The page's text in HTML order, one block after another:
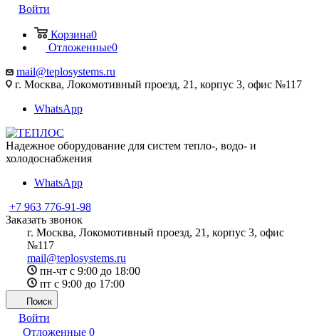
Войти
Корзина0
Отложенные0
mail@teplosystems.ru
г. Москва, Локомотивный проезд, 21, корпус 3, офис №117
WhatsApp
Надежное оборудование для систем тепло-, водо- и
холодоснабжения
WhatsApp
+7 963 776-91-98
Заказать звонок
г. Москва, Локомотивный проезд, 21, корпус 3, офис
№117
mail@teplosystems.ru
пн-чт с 9:00 до 18:00
пт с 9:00 до 17:00
Поиск
Войти
Отложенные 0